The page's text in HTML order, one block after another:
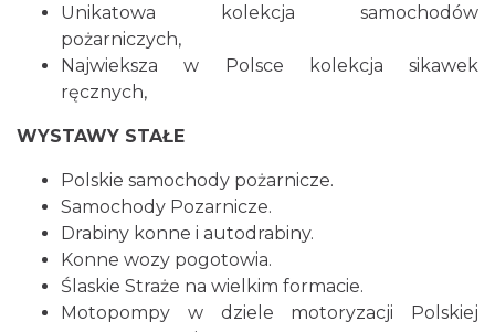
Unikatowa kolekcja samochodów
pożarniczych,
Najwieksza w Polsce kolekcja sikawek
ręcznych,
WYSTAWY STAŁE
Polskie samochody pożarnicze.
Samochody Pozarnicze.
Drabiny konne i autodrabiny.
Konne wozy pogotowia.
Ślaskie Straże na wielkim formacie.
Motopompy w dziele motoryzacji Polskiej